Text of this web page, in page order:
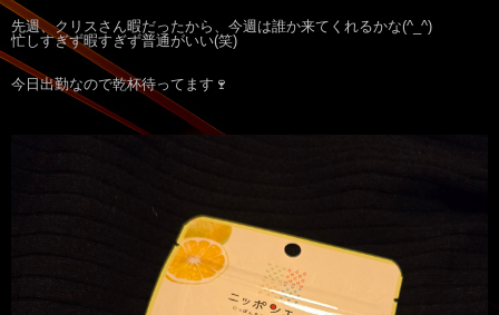
先週、クリスさん暇だったから、今週は誰か来てくれるかな(^_^)
忙しすぎず暇すぎず普通がいい(笑)
今日出勤なので乾杯待ってます🍷